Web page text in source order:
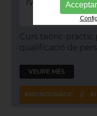
IVA inclòs
Curs teòric-pràctic
qualificació de
VEURE MÉS
#MONOGRÀFIC //